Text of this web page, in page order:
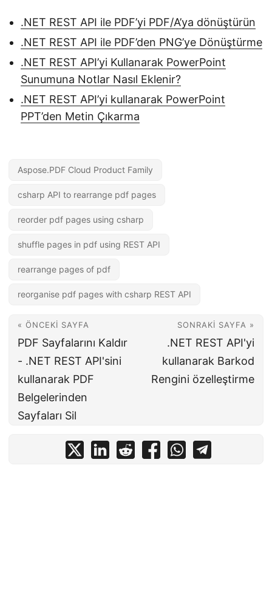
.NET REST API ile PDF’yi PDF/A’ya dönüştürün
.NET REST API ile PDF’den PNG’ye Dönüştürme
.NET REST API’yi Kullanarak PowerPoint
Sunumuna Notlar Nasıl Eklenir?
.NET REST API’yi kullanarak PowerPoint
PPT’den Metin Çıkarma
Aspose.PDF Cloud Product Family
csharp API to rearrange pdf pages
reorder pdf pages using csharp
shuffle pages in pdf using REST API
rearrange pages of pdf
reorganise pdf pages with csharp REST API
« ÖNCEKI SAYFA
PDF Sayfalarını Kaldır
- .NET REST API'sini
kullanarak PDF
Belgelerinden
Sayfaları Sil
SONRAKI SAYFA »
.NET REST API'yi
kullanarak Barkod
Rengini özelleştirme